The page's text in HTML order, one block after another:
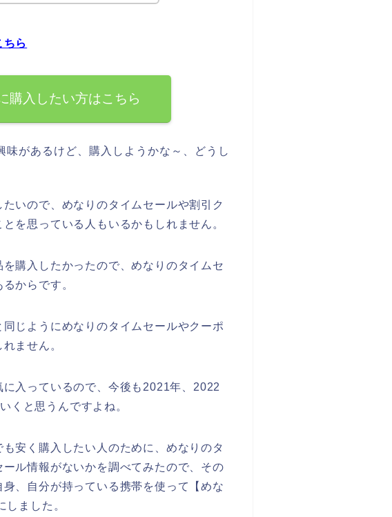
ら
購入したい方はこちら
があるけど、購入しようかな～、どうし
いので、めなりのタイムセールや割引ク
を思っている人もいるかもしれません。
購入したかったので、めなりのタイムセ
からです。
じようにめなりのタイムセールやクーポ
ません。
入っているので、今後も2021年、2022
くと思うんですよね。
安く購入したい人のために、めなりのタ
ル情報がないかを調べてみたので、その
、自分が持っている携帯を使って【めな
ました。